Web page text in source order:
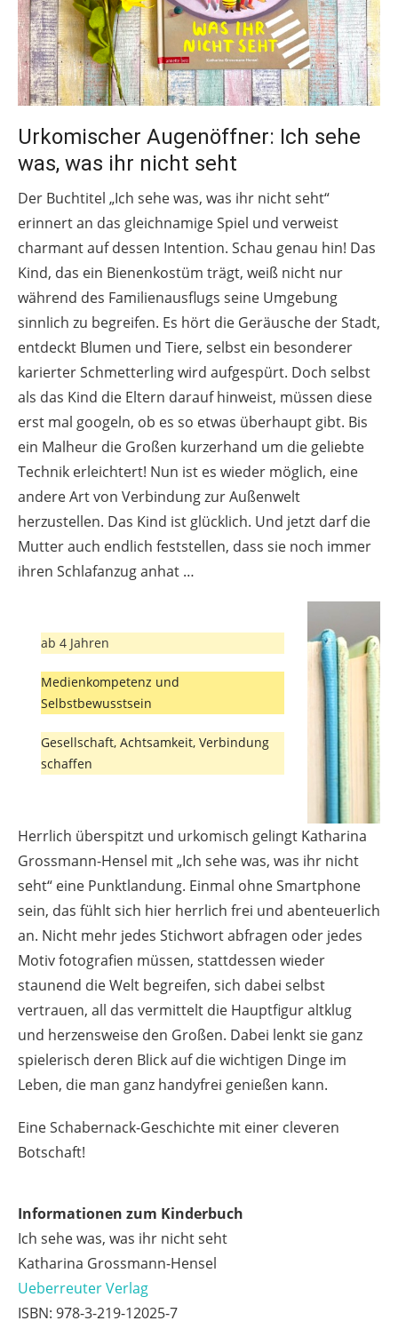
Urkomischer Augenöffner: Ich sehe
was, was ihr nicht seht
Der Buchtitel „Ich sehe was, was ihr nicht seht“
erinnert an das gleichnamige Spiel und verweist
charmant auf dessen Intention. Schau genau hin! Das
Kind, das ein Bienenkostüm trägt, weiß nicht nur
während des Familienausflugs seine Umgebung
sinnlich zu begreifen. Es hört die Geräusche der Stadt,
entdeckt Blumen und Tiere, selbst ein besonderer
karierter Schmetterling wird aufgespürt. Doch selbst
als das Kind die Eltern darauf hinweist, müssen diese
erst mal googeln, ob es so etwas überhaupt gibt. Bis
ein Malheur die Großen kurzerhand um die geliebte
Technik erleichtert! Nun ist es wieder möglich, eine
andere Art von Verbindung zur Außenwelt
herzustellen. Das Kind ist glücklich. Und jetzt darf die
Mutter auch endlich feststellen, dass sie noch immer
ihren Schlafanzug anhat …
ab 4 Jahren
Medienkompetenz und
Selbstbewusstsein
Gesellschaft, Achtsamkeit, Verbindung
schaffen
Herrlich überspitzt und urkomisch gelingt Katharina
Grossmann-Hensel mit „Ich sehe was, was ihr nicht
seht“ eine Punktlandung. Einmal ohne Smartphone
sein, das fühlt sich hier herrlich frei und abenteuerlich
an. Nicht mehr jedes Stichwort abfragen oder jedes
Motiv fotografien müssen, stattdessen wieder
staunend die Welt begreifen, sich dabei selbst
vertrauen, all das vermittelt die Hauptfigur altklug
und herzensweise den Großen. Dabei lenkt sie ganz
spielerisch deren Blick auf die wichtigen Dinge im
Leben, die man ganz handyfrei genießen kann.
Eine Schabernack-Geschichte mit einer cleveren
Botschaft!
Informationen zum Kinderbuch
Ich sehe was, was ihr nicht seht
Katharina Grossmann-Hensel
Ueberreuter Verlag
ISBN: 978-3-219-12025-7